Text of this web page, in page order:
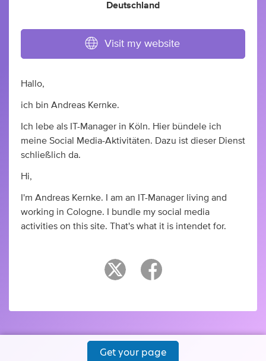
Deutschland
Visit my website
Hallo,
ich bin Andreas Kernke.
Ich lebe als IT-Manager in Köln. Hier bündele ich
meine Social Media-Aktivitäten. Dazu ist dieser Dienst
schließlich da.
Hi,
I'm Andreas Kernke. I am an IT-Manager living and
working in Cologne. I bundle my social media
activities on this site. That's what it is intendet for.
Get your page